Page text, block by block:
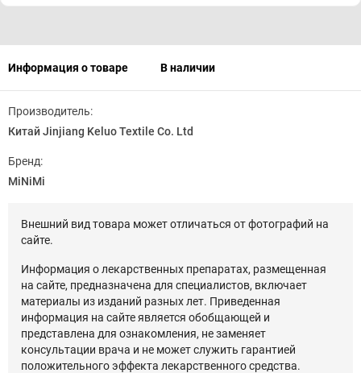
Информация о товаре В наличии
Производитель:
Китай Jinjiang Keluo Textile Co. Ltd
Бренд:
MiNiMi
Внешний вид товара может отличаться от фотографий на
сайте.
Информация о лекарственных препаратах, размещенная
на сайте, предназначена для специалистов, включает
материалы из изданий разных лет. Приведенная
информация на сайте является обобщающей и
представлена для ознакомления, не заменяет
консультации врача и не может служить гарантией
положительного эффекта лекарственного средства.